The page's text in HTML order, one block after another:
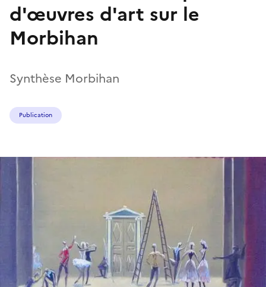
d'œuvres d'art sur le
Morbihan
Synthèse Morbihan
Publication